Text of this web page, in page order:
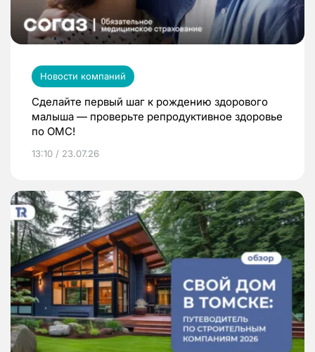
Новости компаний
Сделайте первый шаг к рождению здорового
малыша — проверьте репродуктивное здоровье
по ОМС!
13:10 / 23.07.26